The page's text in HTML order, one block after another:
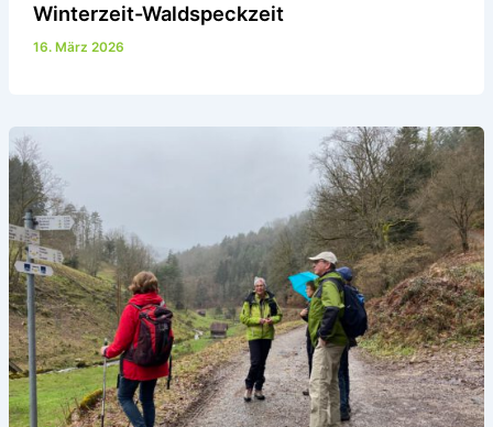
Winterzeit-Waldspeckzeit
16. März 2026